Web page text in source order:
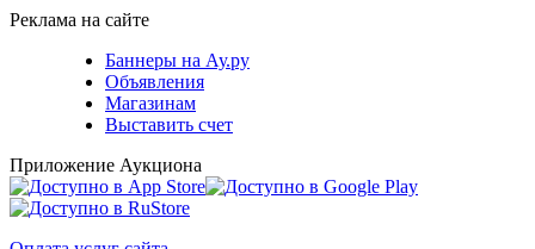
Реклама на сайте
Баннеры на Ау.ру
Объявления
Магазинам
Выставить счет
Приложение Аукциона